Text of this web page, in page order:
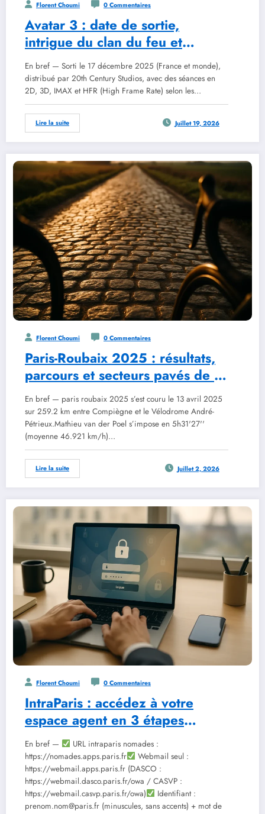
Florent Choumi 0 Commentaires
Avatar 3 : date de sortie,
intrigue du clan du feu et
réception critique en 2026
En bref — Sorti le 17 décembre 2025 (France et monde),
distribué par 20th Century Studios, avec des séances en
2D, 3D, IMAX et HFR (High Frame Rate) selon les…
Lire la suite Juillet 19, 2026
Florent Choumi 0 Commentaires
Paris-Roubaix 2025 : résultats,
parcours et secteurs pavés de la
122e édition
En bref — paris roubaix 2025 s’est couru le 13 avril 2025
sur 259.2 km entre Compiègne et le Vélodrome André-
Pétrieux.Mathieu van der Poel s’impose en 5h31'27''
(moyenne 46.921 km/h)…
Lire la suite Juillet 2, 2026
Florent Choumi 0 Commentaires
IntraParis : accédez à votre
espace agent en 3 étapes
sécurisées
En bref —
URL intraparis nomades :
https://nomades.apps.paris.fr
Webmail seul :
https://webmail.apps.paris.fr (DASCO :
https://webmail.dasco.paris.fr/owa / CASVP :
https://webmail.casvp.paris.fr/owa)
Identifiant :
prenom.nom@paris.fr (minuscules, sans accents) + mot de